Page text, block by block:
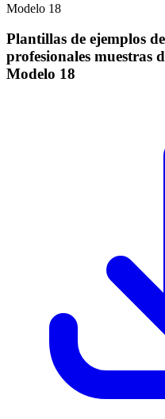
Modelo 18
Plantillas de ejemplos
profesionales muestras
Modelo 18